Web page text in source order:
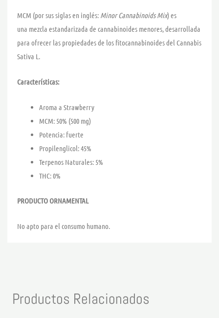
MCM (por sus siglas en inglés: Minor Cannabinoids Mix) es
una mezcla estandarizada de cannabinoides menores, desarrollada
para ofrecer las propiedades de los fitocannabinoides del Cannabis
Sativa L.
Características:
Aroma a Strawberry
MCM: 50% (500 mg)
Potencia: fuerte
Propilenglicol: 45%
Terpenos Naturales: 5%
THC: 0%
PRODUCTO ORNAMENTAL
No apto para el consumo humano.
Productos Relacionados